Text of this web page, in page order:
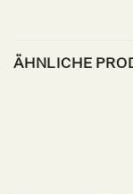
ÄHNLICHE